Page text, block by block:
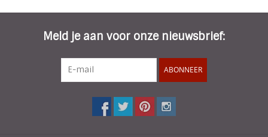
Meld je aan voor onze nieuwsbrief:
ABONNEER